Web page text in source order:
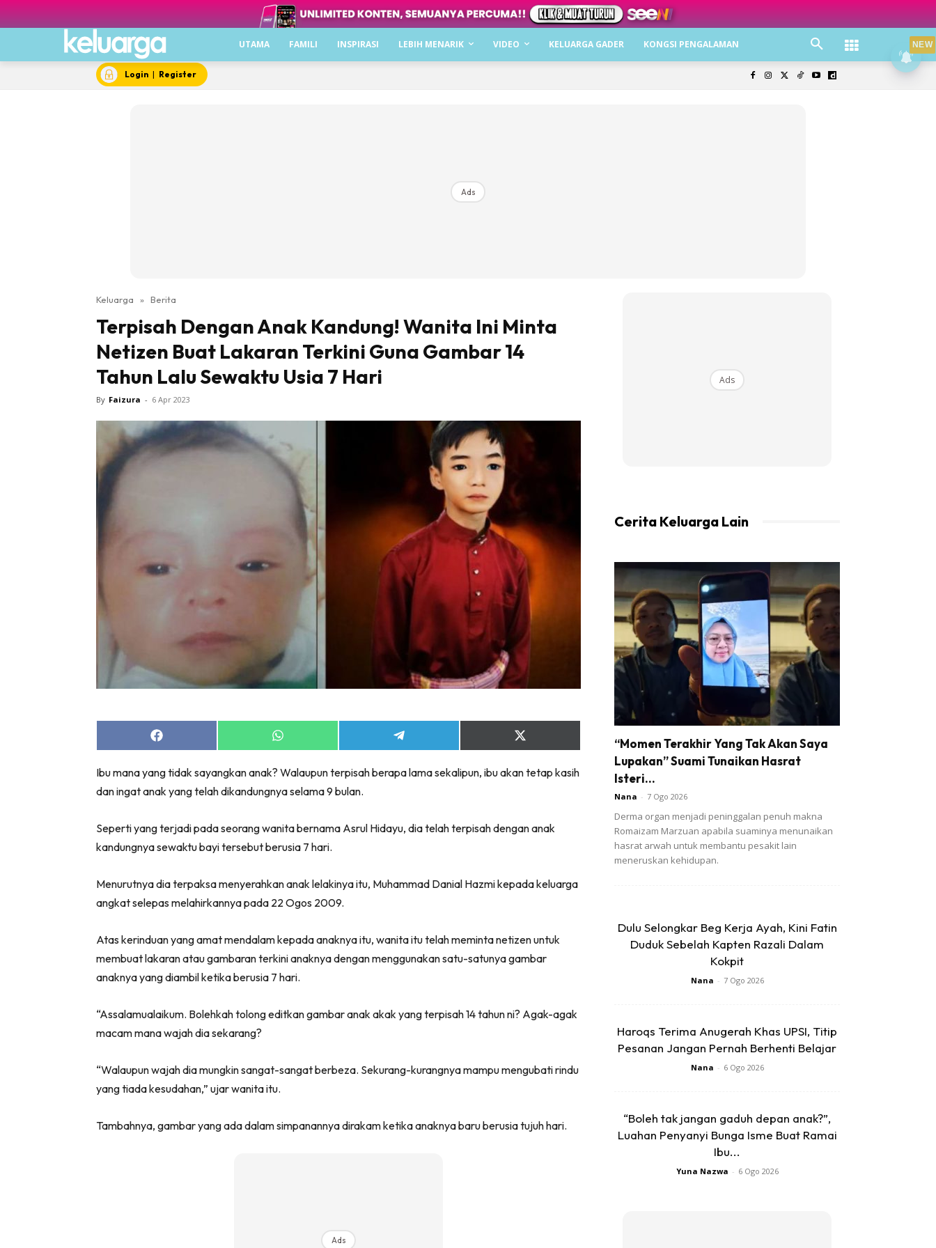
UTAMA FAMILI INSPIRASI LEBIH MENARIK VIDEO KELUARGA GADER KONGSI PENGALAMAN
Login | Register
Ads
Keluarga » Berita
Terpisah Dengan Anak Kandung! Wanita Ini Minta
Netizen Buat Lakaran Terkini Guna Gambar 14
Tahun Lalu Sewaktu Usia 7 Hari
By Faizura - 6 Apr 2023
Share
on
Share
on
Share
on
Share
on
(Twitter)
Ibu mana yang tidak sayangkan anak? Walaupun terpisah berapa lama sekalipun, ibu akan tetap kasih
dan ingat anak yang telah dikandungnya selama 9 bulan.
Seperti yang terjadi pada seorang wanita bernama Asrul Hidayu, dia telah terpisah dengan anak
kandungnya sewaktu bayi tersebut berusia 7 hari.
Menurutnya dia terpaksa menyerahkan anak lelakinya itu, Muhammad Danial Hazmi kepada keluarga
angkat selepas melahirkannya pada 22 Ogos 2009.
Atas kerinduan yang amat mendalam kepada anaknya itu, wanita itu telah meminta netizen untuk
membuat lakaran atau gambaran terkini anaknya dengan menggunakan satu-satunya gambar
anaknya yang diambil ketika berusia 7 hari.
“Assalamualaikum. Bolehkah tolong editkan gambar anak akak yang terpisah 14 tahun ni? Agak-agak
macam mana wajah dia sekarang?
“Walaupun wajah dia mungkin sangat-sangat berbeza. Sekurang-kurangnya mampu mengubati rindu
yang tiada kesudahan,” ujar wanita itu.
Tambahnya, gambar yang ada dalam simpanannya dirakam ketika anaknya baru berusia tujuh hari.
Ads
Ads
Cerita Keluarga Lain
“Momen Terakhir Yang Tak Akan Saya
Lupakan” Suami Tunaikan Hasrat
Isteri...
Nana - 7 Ogo 2026
Derma organ menjadi peninggalan penuh makna
Romaizam Marzuan apabila suaminya menunaikan
hasrat arwah untuk membantu pesakit lain
meneruskan kehidupan.
Dulu Selongkar Beg Kerja Ayah, Kini Fatin
Duduk Sebelah Kapten Razali Dalam
Kokpit
Nana - 7 Ogo 2026
Haroqs Terima Anugerah Khas UPSI, Titip
Pesanan Jangan Pernah Berhenti Belajar
Nana - 6 Ogo 2026
“Boleh tak jangan gaduh depan anak?”,
Luahan Penyanyi Bunga Isme Buat Ramai
Ibu...
Yuna Nazwa - 6 Ogo 2026
NEW